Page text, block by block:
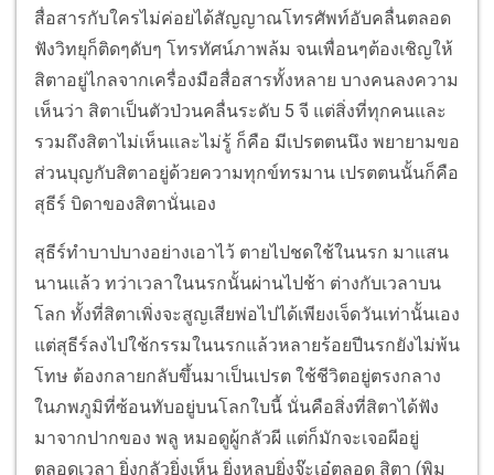
สื่อสารกับใครไม่ค่อยได้สัญญาณโทรศัพท์อับคลื่นตลอด
ฟังวิทยุก็ติดๆดับๆ โทรทัศน์ภาพล้ม จนเพื่อนๆต้องเชิญให้
สิตาอยู่ไกลจากเครื่องมือสื่อสารทั้งหลาย บางคนลงความ
เห็นว่า สิตาเป็นตัวป่วนคลื่นระดับ 5 จี แต่สิ่งที่ทุกคนและ
รวมถึงสิตาไม่เห็นและไม่รู้ ก็คือ มีเปรตตนนึง พยายามขอ
ส่วนบุญกับสิตาอยู่ด้วยความทุกข์ทรมาน เปรตตนนั้นก็คือ
สุธีร์ บิดาของสิตานั่นเอง
สุธีร์ทำบาปบางอย่างเอาไว้ ตายไปชดใช้ในนรก มาแสน
นานแล้ว ทว่าเวลาในนรกนั้นผ่านไปช้า ต่างกับเวลาบน
โลก ทั้งที่สิตาเพิ่งจะสูญเสียพ่อไปได้เพียงเจ็ดวันเท่านั้นเอง
แต่สุธีร์ลงไปใช้กรรมในนรกแล้วหลายร้อยปีนรกยังไม่พ้น
โทษ ต้องกลายกลับขึ้นมาเป็นเปรต ใช้ชีวิตอยู่ตรงกลาง
ในภพภูมิที่ซ้อนทับอยู่บนโลกใบนี้ นั่นคือสิ่งที่สิตาได้ฟัง
มาจากปากของ พลู หมอดูผู้กลัวผี แต่ก็มักจะเจอผีอยู่
ตลอดเวลา ยิ่งกลัวยิ่งเห็น ยิ่งหลบยิ่งจ๊ะเอ๋ตลอด สิตา (พิม